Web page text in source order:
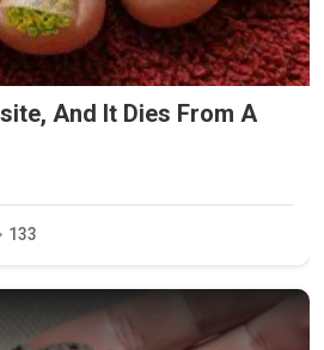
And It Dies From A
133